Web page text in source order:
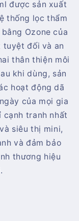
được sản xuất
thống lọc thẩm
Ozone của
tuyệt đối và an
thân thiện môi
khi dùng, sản
hoạt động dã
của mọi gia
cạnh tranh nhất
siêu thị mini,
và đảm bảo
thương hiệu